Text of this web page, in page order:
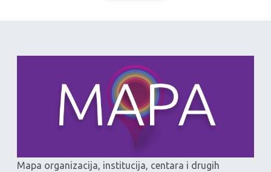
Mapa organizacija, institucija, centara i drugih